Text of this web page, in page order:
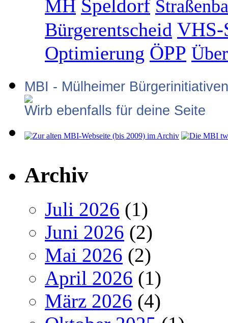
MH Speldorf
Bürgerentscheid VHS-
Optimierung ÖPP
MBI - Mülheimer Bürgerinitiativen
Wirb ebenfalls für deine Seite
Archiv
Juli 2026 (1)
Juni 2026 (2)
Mai 2026 (2)
April 2026 (1)
März 2026 (4)